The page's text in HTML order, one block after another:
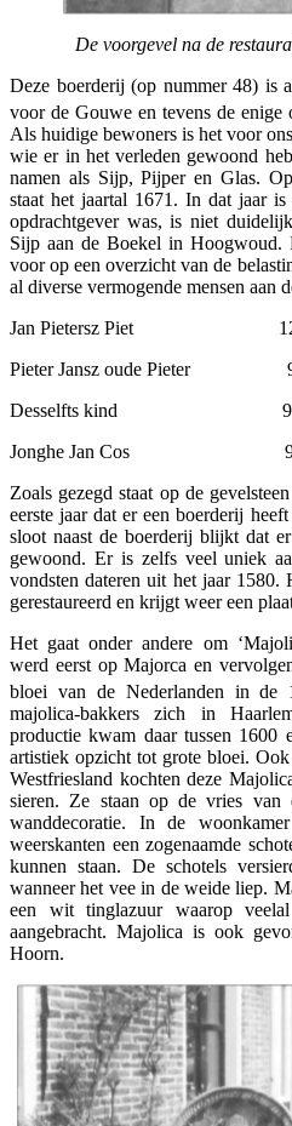
De voorgevel na de
Deze boerderij (op nummer 48) is
voor de Gouwe en tevens de enige
Als huidige bewoners is het voor
wie er in het verleden gewoond
namen als Sijp, Pijper en Glas.
staat het jaartal 1671. In dat jaar
opdrachtgever was, is niet
Sijp aan de Boekel in Hoogwoud.
voor op een overzicht van de
al diverse vermogende mensen aan
Jan Pietersz Piet
Pieter Jansz oude Pieter
Desselfts kind 9.000
Jonghe Jan Cos
Zoals gezegd staat op de
eerste jaar dat er een boerderij
sloot naast de boerderij blijkt dat
gewoond. Er is zelfs veel uniek
vondsten dateren uit het jaar 1580.
gerestaureerd en krijgt weer een
Het gaat onder andere om
werd eerst op Majorca en
bloei van de Nederlanden in de
majolica-bakkers zich in
productie kwam daar tussen 1600
artistiek opzicht tot grote bloei.
Westfriesland kochten deze
sieren. Ze staan op de vries van
wanddecoratie. In de
weerskanten een zogenaamde
kunnen staan. De schotels
wanneer het vee in de weide liep.
een wit tinglazuur waarop
aangebracht. Majolica is ook
Hoorn.